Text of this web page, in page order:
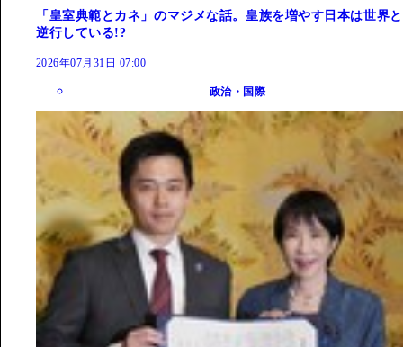
「皇室典範とカネ」のマジメな話。皇族を増やす日本は世界と
逆行している!?
2026年07月31日 07:00
政治・国際